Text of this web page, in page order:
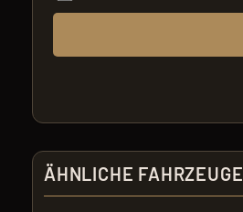
ÄHNLICHE FAHRZEUGE